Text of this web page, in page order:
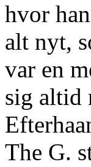
hvor
alt nyt,
var en
sig altid
The G.